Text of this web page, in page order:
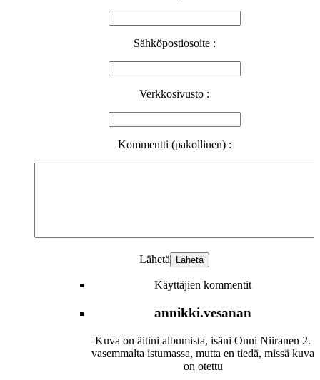
Sähköpostiosoite :
Verkkosivusto :
Kommentti (pakollinen) :
Lähetä
Käyttäjien kommentit
annikki.vesanan
Kuva on äitini albumista, isäni Onni Niiranen 2.
vasemmalta istumassa, mutta en tiedä, missä kuva
on otettu